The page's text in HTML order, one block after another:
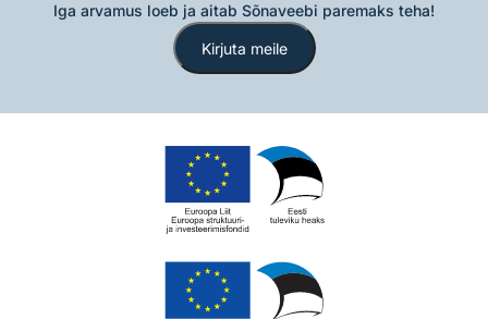
Iga arvamus loeb ja aitab Sõnaveebi paremaks teha!
Kirjuta meile